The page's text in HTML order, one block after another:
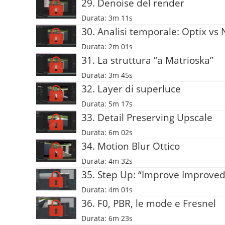
29. Denoise del render
Durata: 3m 11s
30. Analisi temporale: Optix vs
Durata: 2m 01s
31. La struttura “a Matrioska”
Durata: 3m 45s
32. Layer di superluce
Durata: 5m 17s
33. Detail Preserving Upscale
Durata: 6m 02s
34. Motion Blur Ottico
Durata: 4m 32s
35. Step Up: “Improve
Durata: 4m 01s
36. F0, PBR, le mode e Fresnel
Durata: 6m 23s